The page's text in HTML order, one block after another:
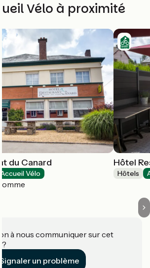
Vélo à proximité
du Canard
Accueil Vélo
Hôtel
Hôtels
à nous communiquer sur cet
?
Signaler un problème